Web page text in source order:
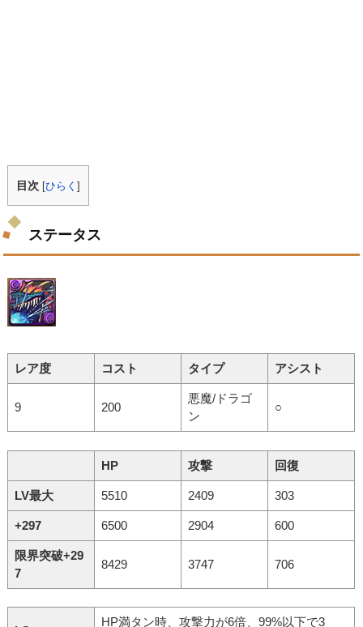
目次 [ひらく]
ステータス
レア度 コスト タイプ アシスト
9 200
悪魔/ドラゴ
ン
○
HP 攻撃 回復
LV最大 5510 2409 303
+297 6500 2904 600
限界突破+29
7
8429 3747 706
HP満タン時、攻撃力が6倍、99%以下で3